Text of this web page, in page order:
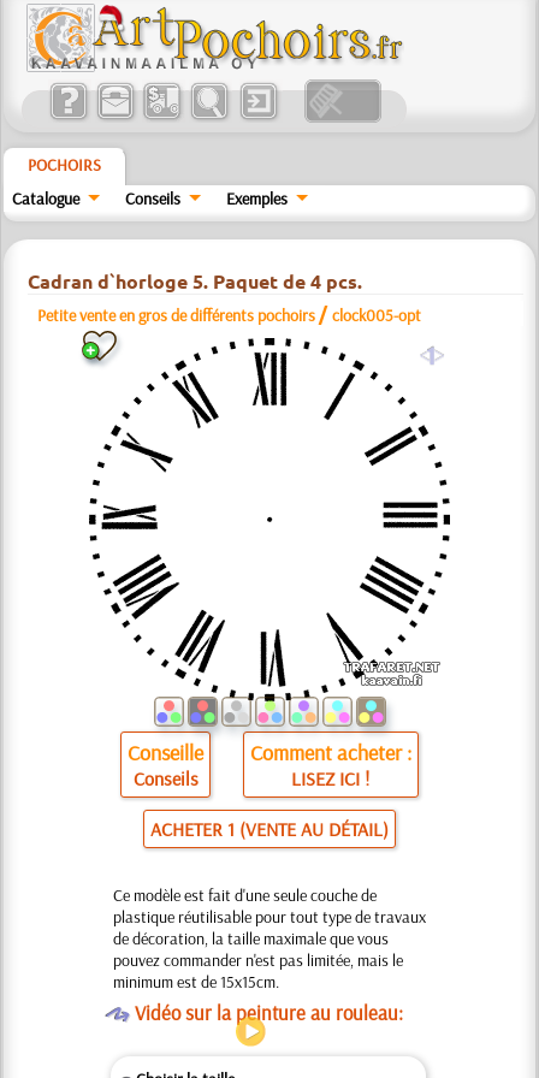
POCHOIRS
Catalogue
Conseils Exemples
Cadran d`horloge 5. Paquet de 4 pcs.
Petite vente en gros de différents pochoirs /clock005-opt
a
Conseille
Conseils
Comment acheter :
LISEZ ICI !
ACHETER 1 (VENTE AU DÉTAIL)
Ce modèle est fait d'une seule couche de
plastique réutilisable pour tout type de travaux
de décoration, la taille maximale que vous
pouvez commander n'est pas limitée, mais le
minimum est de 15x15cm.
OVidéo sur la peinture au rouleau: